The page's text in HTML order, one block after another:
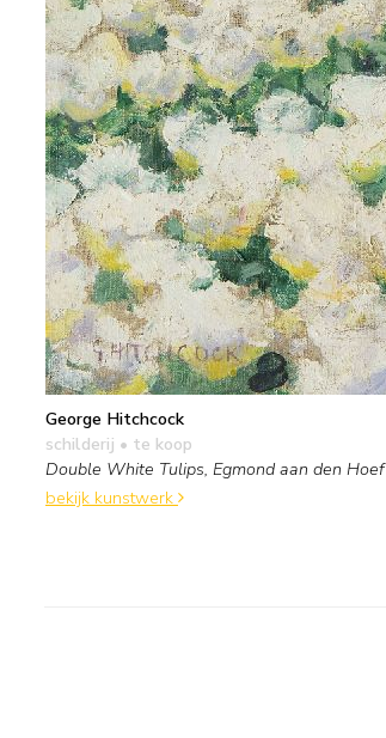
George Hitchcock
schilderij • te koop
Double White Tulips, Egmond aan den Hoef
bekijk kunstwerk